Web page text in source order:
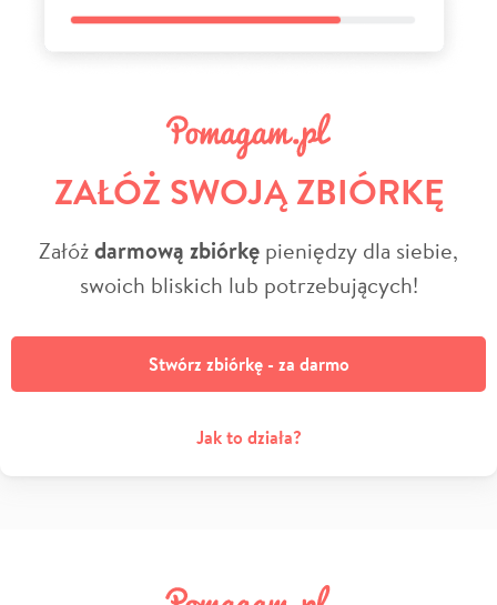
ZAŁÓŻ SWOJĄ ZBIÓRKĘ
Załóżdarmową zbiórkę pieniędzy dla siebie,
swoich bliskich lub potrzebujących!
Stwórz zbiórkę - za darmo
Jak to działa?